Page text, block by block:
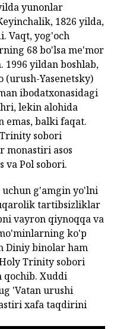
yunonlar
1826 yilda,
Vaqt, yog'och
68 bo'lsa me'mor
yildan boshlab,
(urush-Yasenetsky)
ibodatxonasidagi
lekin alohida
emas, balki faqat.
sobori
monastiri asos
va Pol sobori.
g'amgin yo'lni
tartibsizliklar
vayron qiynoqqa va
ko'p
Diniy binolar ham
Trinity sobori
qochib. Xuddi
'Vatan urushi
xafa taqdirini